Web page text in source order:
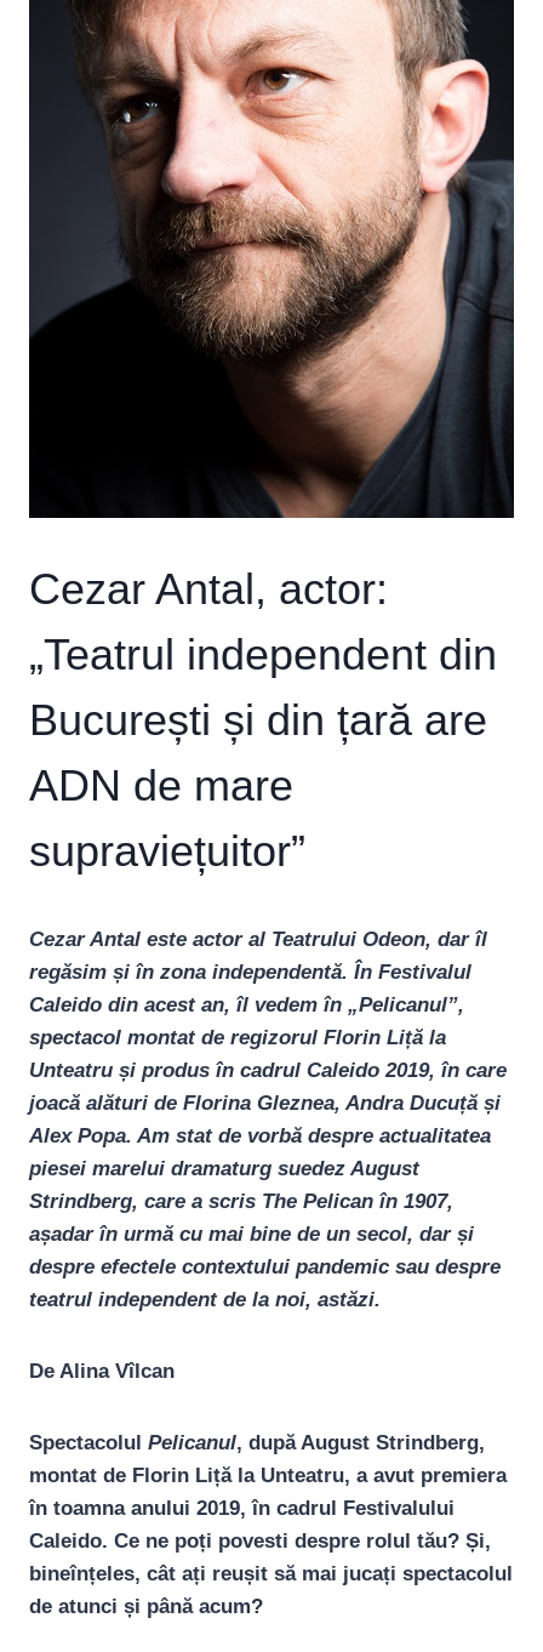
Cezar Antal, actor:
„Teatrul independent din
București și din țară are
ADN de mare
supraviețuitor”
Cezar Antal este actor al Teatrului Odeon, dar îl
regăsim și în zona independentă. În Festivalul
Caleido din acest an, îl vedem în „Pelicanul”,
spectacol montat de regizorul Florin Liță la
Unteatru și produs în cadrul Caleido 2019, în care
joacă alături de Florina Gleznea, Andra Ducuță și
Alex Popa. Am stat de vorbă despre actualitatea
piesei marelui dramaturg suedez August
Strindberg, care a scris The Pelican în 1907,
așadar în urmă cu mai bine de un secol, dar și
despre efectele contextului pandemic sau despre
teatrul independent de la noi, astăzi.
De Alina Vîlcan
Spectacolul Pelicanul, după August Strindberg,
montat de Florin Liță la Unteatru, a avut premiera
în toamna anului 2019, în cadrul Festivalului
Caleido. Ce ne poți povesti despre rolul tău? Și,
bineînțeles, cât ați reușit să mai jucați spectacolul
de atunci și până acum?